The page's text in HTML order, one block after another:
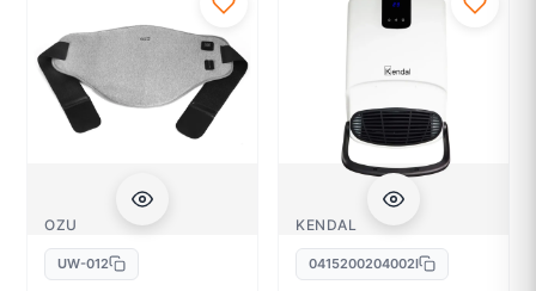
OZU
UW-012
KENDAL
0415200204002I